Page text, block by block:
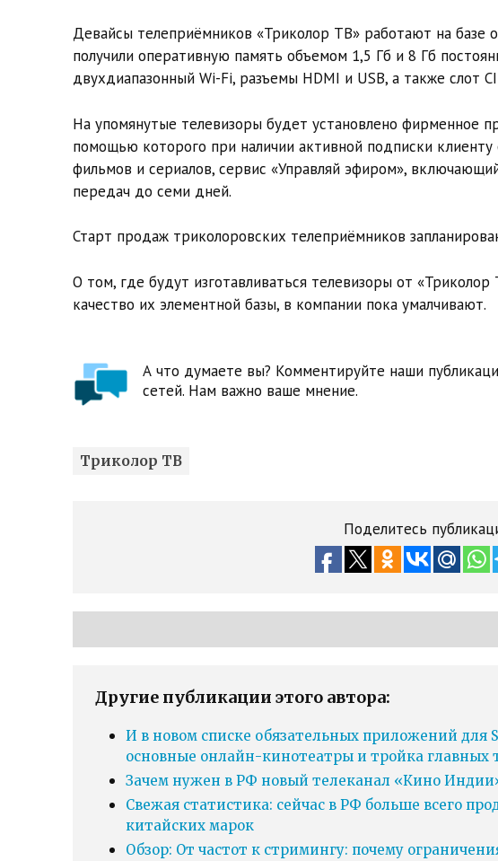
Девайсы телеприёмников «Триколор ТВ» работают на базе
получили оперативную память объемом 1,5 Гб и 8 Гб
двухдиапазонный Wi-Fi, разъемы HDMI и USB, а также слот
На упомянутые телевизоры будет установлено фирменное
помощью которого при наличии активной подписки
фильмов и сериалов, сервис «Управляй эфиром»,
передач до семи дней.
Старт продаж триколоровских телеприёмников
О том, где будут изготавливаться телевизоры от
качество их элементной базы, в компании пока умалчивают.
А что думаете вы? Комментируйте наши
сетей. Нам важно ваше мнение.
Триколор ТВ
Поделитесь
Другие публикации этого автора:
И в новом списке обязательных приложений для
основные онлайн-кинотеатры и тройка главных
Зачем нужен в РФ новый телеканал «Кино
Свежая статистика: сейчас в РФ больше всего
китайских марок
Обзор: От частот к стримингу: почему